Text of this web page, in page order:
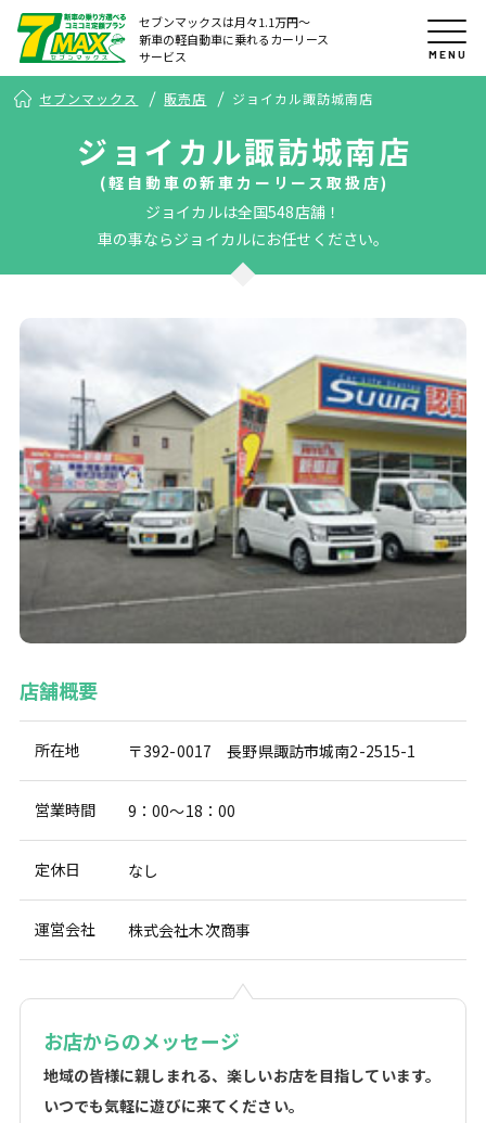
セブンマックスは月々1.1万円〜
新車の軽自動車に乗れるカーリース
サービス
MENU
セブンマックス 販売店 ジョイカル諏訪城南店
ジョイカル諏訪城南店
(軽自動車の新車カーリース取扱店)
ジョイカルは全国548店舗！
車の事ならジョイカルにお任せください。
店舗概要
所在地 〒392-0017 長野県諏訪市城南2-2515-1
営業時間 9：00～18：00
定休日 なし
運営会社 株式会社木次商事
お店からのメッセージ
地域の皆様に親しまれる、楽しいお店を目指しています。
いつでも気軽に遊びに来てください。